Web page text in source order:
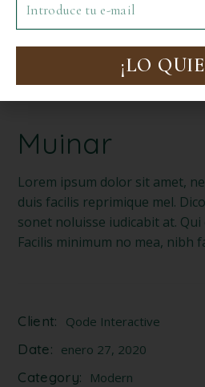
Muinar
Lorem ipsum dolor sit amet,
duis facilis reprimique mel.
sonet noluisse iudicabit at.
Facilis minimum no mea, nibh
Client: Qode Interactive
Date: enero 27, 2020
Category: Modern
¡LO